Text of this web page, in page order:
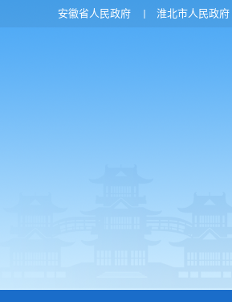
安徽省人民政府 淮北市人民政府